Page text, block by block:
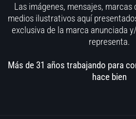
Las imágenes, mensajes,
medios ilustrativos aquí
exclusiva de la marca anunciada
representa.
Más de 31 años trabajando para
hace bien